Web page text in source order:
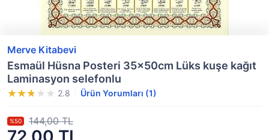
Merve Kitabevi
Esmaül Hüsna Posteri 35x50cm Lüks kuşe kağıt
Laminasyon selefonlu
2.8 Ürün Yorumları (1)
%50 144,00 TL